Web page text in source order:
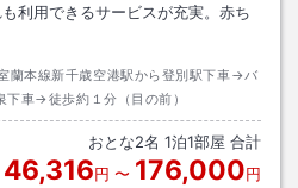
利用できるサービスが充実。赤ち
蘭本線新千歳空港駅から登別駅下車→バ
下車→徒歩約１分（目の前）
おとな2名 1泊1部屋 合計
46,316円 〜 176,000円